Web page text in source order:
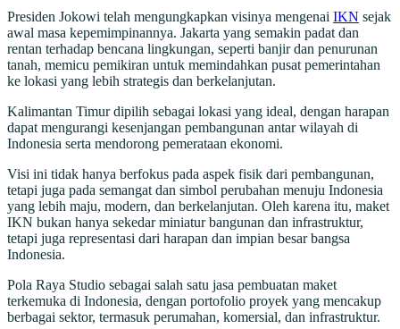
Presiden Jokowi telah mengungkapkan visinya mengenai IKN sejak
awal masa kepemimpinannya. Jakarta yang semakin padat dan
rentan terhadap bencana lingkungan, seperti banjir dan penurunan
tanah, memicu pemikiran untuk memindahkan pusat pemerintahan
ke lokasi yang lebih strategis dan berkelanjutan.
Kalimantan Timur dipilih sebagai lokasi yang ideal, dengan harapan
dapat mengurangi kesenjangan pembangunan antar wilayah di
Indonesia serta mendorong pemerataan ekonomi.
Visi ini tidak hanya berfokus pada aspek fisik dari pembangunan,
tetapi juga pada semangat dan simbol perubahan menuju Indonesia
yang lebih maju, modern, dan berkelanjutan. Oleh karena itu, maket
IKN bukan hanya sekedar miniatur bangunan dan infrastruktur,
tetapi juga representasi dari harapan dan impian besar bangsa
Indonesia.
Pola Raya Studio sebagai salah satu jasa pembuatan maket
terkemuka di Indonesia, dengan portofolio proyek yang mencakup
berbagai sektor, termasuk perumahan, komersial, dan infrastruktur.